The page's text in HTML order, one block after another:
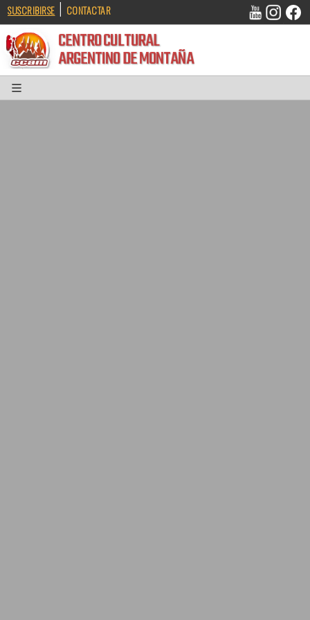
SUSCRIBIRSE | CONTACTAR
CENTRO CULTURAL
ARGENTINO DE MONTAÑA